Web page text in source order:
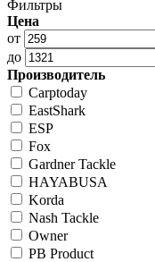
Фильтры
Цена
от
до
Производитель
Carptoday
EastShark
ESP
Fox
Gardner Tackle
HAYABUSA
Korda
Nash Tackle
Owner
PB Product